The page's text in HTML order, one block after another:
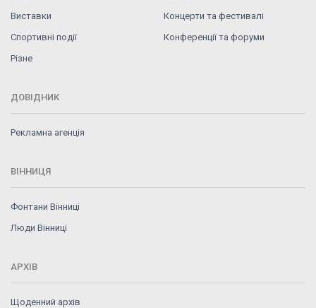
Виставки
Концерти та фестивалі
Спортивні події
Конференції та форуми
Різне
ДОВІДНИК
Рекламна агенція
ВІННИЦЯ
Фонтани Вінниці
Люди Вінниці
АРХІВ
Щоденний архів